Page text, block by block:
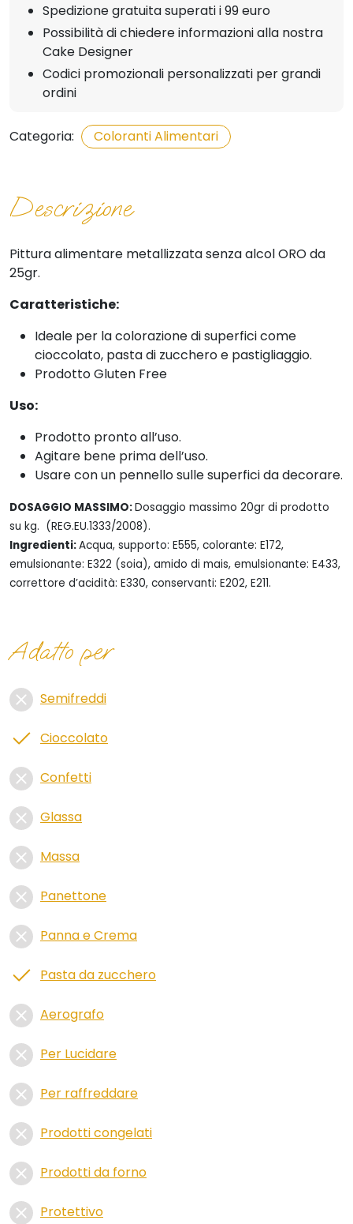
AZO
FREE
quantità
Spedizione gratuita superati i 99 euro
Possibilità di chiedere informazioni alla nostra
Cake Designer
Codici promozionali personalizzati per grandi
ordini
Categoria: Coloranti Alimentari
Descrizione
Pittura alimentare metallizzata senza alcol ORO da
25gr.
Caratteristiche:
Ideale per la colorazione di superfici come
cioccolato, pasta di zucchero e pastigliaggio.
Prodotto Gluten Free
Uso:
Prodotto pronto all’uso.
Agitare bene prima dell’uso.
Usare con un pennello sulle superfici da decorare.
DOSAGGIO MASSIMO:Dosaggio massimo 20gr di prodotto
su kg. (REG.EU.1333/2008).
Ingredienti:Acqua, supporto: E555, colorante: E172,
emulsionante: E322 (soia), amido di mais, emulsionante: E433,
correttore d’acidità: E330, conservanti: E202, E211.
Adatto per
Semifreddi
Cioccolato
Confetti
Glassa
Massa
Panettone
Panna e Crema
Pasta da zucchero
Aerografo
Per Lucidare
Per raffreddare
Prodotti congelati
Prodotti da forno
Protettivo